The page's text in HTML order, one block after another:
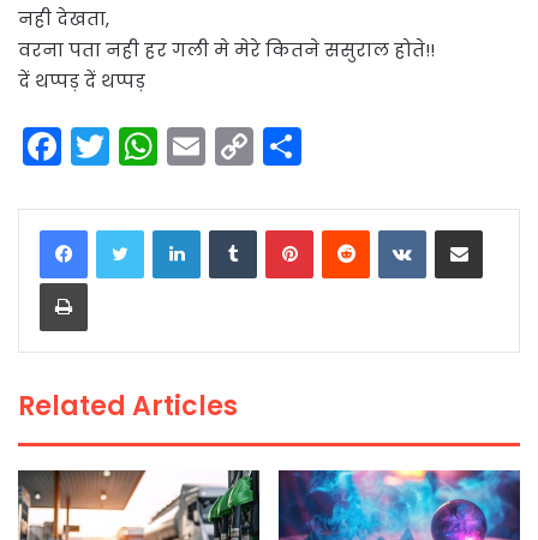
नही देखता,
वरना पता‬ नही हर गली मे मेरे कितने ससुराल‬ होते!!
दें थप्पड़ दें थप्पड़
F
a
c
e
b
o
k
T
w
itt
er
W
h
a
ts
p
E
m
ai
C
o
p
n
ar
LinkedInTumblrPinterestReddit VKontakteShare via Email
Print
Related Articles